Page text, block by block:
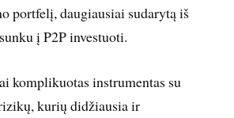
portfelį, daugiausiai sudarytą iš
į P2P investuoti.
komplikuotas instrumentas su
kurių didžiausia ir